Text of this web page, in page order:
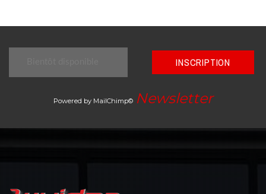
INSCRIPTION
Powered by MailChimp© Newsletter